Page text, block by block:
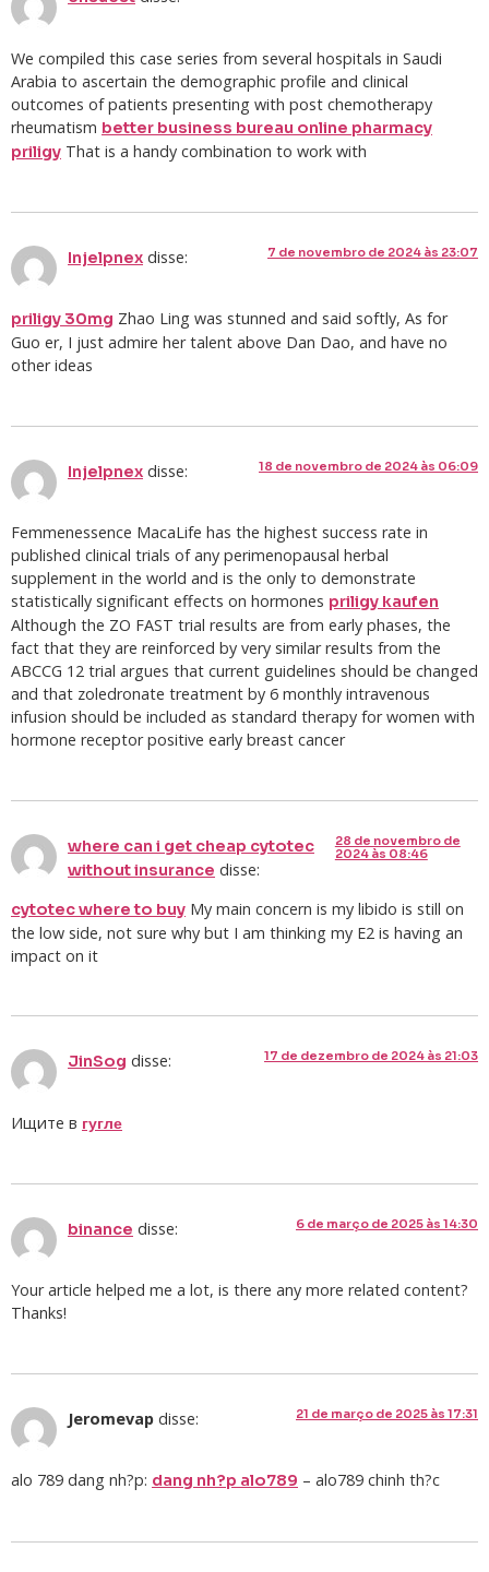
We compiled this case series from several hospitals in Saudi
Arabia to ascertain the demographic profile and clinical
outcomes of patients presenting with post chemotherapy
rheumatism better business bureau online pharmacy
priligy That is a handy combination to work with
Injelpnex disse: 7 de novembro de 2024 às 23:07
priligy 30mg Zhao Ling was stunned and said softly, As for
Guo er, I just admire her talent above Dan Dao, and have no
other ideas
Injelpnex disse: 18 de novembro de 2024 às 06:09
Femmenessence MacaLife has the highest success rate in
published clinical trials of any perimenopausal herbal
supplement in the world and is the only to demonstrate
statistically significant effects on hormones priligy kaufen
Although the ZO FAST trial results are from early phases, the
fact that they are reinforced by very similar results from the
ABCCG 12 trial argues that current guidelines should be changed
and that zoledronate treatment by 6 monthly intravenous
infusion should be included as standard therapy for women with
hormone receptor positive early breast cancer
where can i get cheap cytotec
without insurance disse:
28 de novembro de
2024 às 08:46
cytotec where to buy My main concern is my libido is still on
the low side, not sure why but I am thinking my E2 is having an
impact on it
JinSog disse: 17 de dezembro de 2024 às 21:03
Ищите в гугле
binance disse: 6 de março de 2025 às 14:30
Your article helped me a lot, is there any more related content?
Thanks!
Jeromevap disse: 21 de março de 2025 às 17:31
alo 789 dang nh?p: dang nh?p alo789 – alo789 chinh th?c